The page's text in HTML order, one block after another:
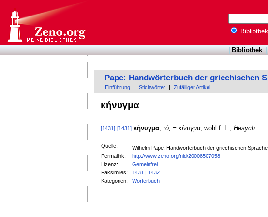
Bibliothek
Bibliothek
Pape: Handwörterbuch der griechischen
Einführung Stichwörter Zufälliger Artikel
κήνυγμα
[1431] [1431]κήνυγμα, τό, = κίνυγμα, wohl f. L., Hesych.
Quelle: Wilhelm Pape: Handwörterbuch der griechischen
Permalink:
http://www.zeno.org/nid/20008507058
Lizenz:
Gemeinfrei
Faksimiles:
1431 | 1432
Kategorien:
Wörterbuch